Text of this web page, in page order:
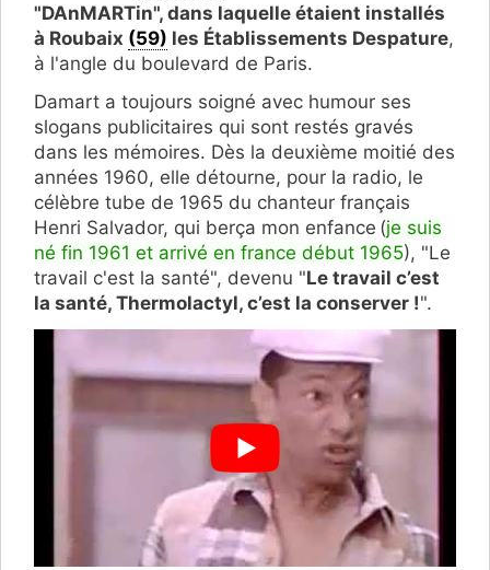
"DAnMARTin", dans laquelle étaient installés
à Roubaix (59) les Établissements Despature,
à l'angle du boulevard de Paris.
Damart a toujours soigné avec humour ses
slogans publicitaires qui sont restés gravés
dans les mémoires. Dès la deuxième moitié des
années 1960, elle détourne, pour la radio, le
célèbre tube de 1965 du chanteur français
Henri Salvador, qui berça mon enfance (je suis
né fin 1961 et arrivé en france début 1965), "Le
travail c'est la santé", devenu "Le travail c’est
la santé, Thermolactyl, c’est la conserver !".